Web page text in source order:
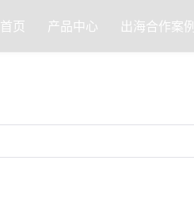
首页 产品中心 出海合作案例